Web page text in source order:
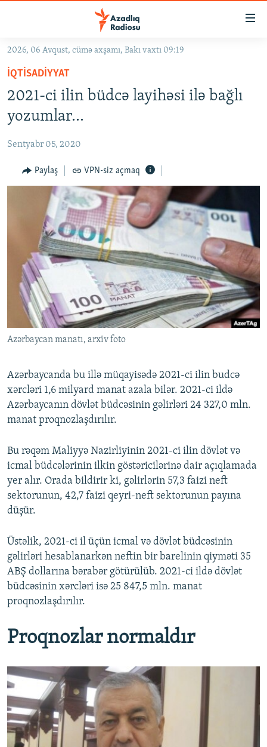
Əsas
qayıt
Əsas
naviqasiyaya
qayıt
Axtarışa
GÜNDƏM
KORRUPSIOMETR
FƏRQƏ BAX
QANUNI DOĞRU
ARAŞDIRMA
MULTIMEDIA
VIDEO
FOTOQALEREYA
İNFOQRAFIKA
KARIKATURA
RADIO ARXIV
OXU ZALI
AZƏRBAYCAN ƏDƏBIYYATI KITABXANASI
İSLAM VƏ DEMOKRATIYA
İZ - MƏDƏNIYYƏT PROQRAMI
HAQQIMIZDA
MISSIYAMIZ
PEŞƏ ETIKASI VƏ JURNALISTIKA STANDARTLARIMIZ
MATERIALLARIMIZDAN ISTIFADƏ
AZADLIQRADIOSU MOBIL TELEFONUNUZDA
XƏBƏR BÜLLETENLƏRIMIZ
BIZI IZLƏ
RFE/RL-in bütün saytları
2026, 06 Avqust, cümə axşamı, Bakı vaxtı 09:19
İQTISADIYYAT
2021-ci ilin büdcə layihəsi ilə bağlı
yozumlar...
Sentyabr 05, 2020
Paylaş VPN-siz açmaq
Azərbaycan manatı, arxiv foto
Azərbaycanda bu illə müqayisədə 2021-ci ilin budcə
xərcləri 1,6 milyard manat azala bilər. 2021-ci ildə
Azərbaycanın dövlət büdcəsinin gəlirləri 24 327,0 mln.
manat proqnozlaşdırılır.
Bu rəqəm Maliyyə Nazirliyinin 2021-ci ilin dövlət və
icmal büdcələrinin ilkin göstəricilərinə dair açıqlamada
yer alır. Orada bildirir ki, gəlirlərin 57,3 faizi neft
sektorunun, 42,7 faizi qeyri-neft sektorunun payına
düşür.
Üstəlik, 2021-ci il üçün icmal və dövlət büdcəsinin
gəlirləri hesablanarkən neftin bir barelinin qiyməti 35
ABŞ dollarına bərabər götürülüb. 2021-ci ildə dövlət
büdcəsinin xərcləri isə 25 847,5 mln. manat
proqnozlaşdırılır.
Proqnozlar normaldır